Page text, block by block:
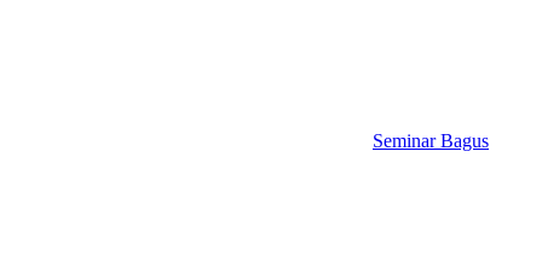
Seminar Bagus